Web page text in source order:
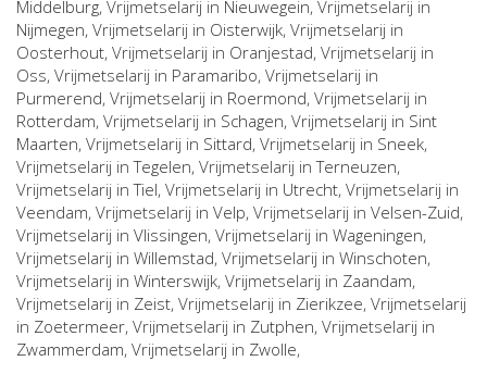
Middelburg, Vrijmetselarij in Nieuwegein, Vrijmetselarij in
Nijmegen, Vrijmetselarij in Oisterwijk, Vrijmetselarij in
Oosterhout, Vrijmetselarij in Oranjestad, Vrijmetselarij in
Oss, Vrijmetselarij in Paramaribo, Vrijmetselarij in
Purmerend, Vrijmetselarij in Roermond, Vrijmetselarij in
Rotterdam, Vrijmetselarij in Schagen, Vrijmetselarij in Sint
Maarten, Vrijmetselarij in Sittard, Vrijmetselarij in Sneek,
Vrijmetselarij inTegelen, Vrijmetselarij inTerneuzen,
Vrijmetselarij inTiel, Vrijmetselarij in Utrecht, Vrijmetselarij in
Veendam, Vrijmetselarij in Velp, Vrijmetselarij in Velsen-Zuid,
Vrijmetselarij in Vlissingen, Vrijmetselarij in Wageningen,
Vrijmetselarij in Willemstad, Vrijmetselarij in Winschoten,
Vrijmetselarij in Winterswijk, Vrijmetselarij in Zaandam,
Vrijmetselarij in Zeist, Vrijmetselarij in Zierikzee, Vrijmetselarij
in Zoetermeer, Vrijmetselarij in Zutphen, Vrijmetselarij in
Zwammerdam, Vrijmetselarij in Zwolle,